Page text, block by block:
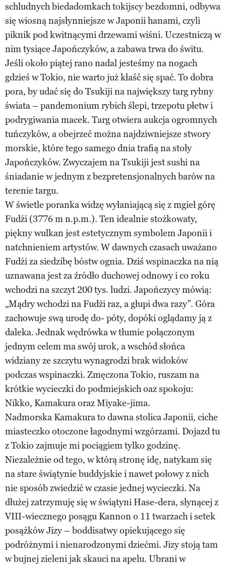
schludnych biedadomkach tokijscy bezdomni, odbywa
się wiosną najsłynniejsze w Japonii hanami, czyli
piknik pod kwitnącymi drzewami wiśni. Uczestniczą w
nim tysiące Japończyków, a zabawa trwa do świtu.
Jeśli około piątej rano nadal jesteśmy na nogach
gdzieś w Tokio, nie warto już kłaść się spać. To dobra
pora, by udać się do Tsukiji na największy targ rybny
świata – pandemonium rybich ślepi, trzepotu płetw i
podrygiwania macek. Targ otwiera aukcja ogromnych
tuńczyków, a obejrzeć można najdziwniejsze stwory
morskie, które tego samego dnia trafią na stoły
Japończyków. Zwyczajem na Tsukiji jest sushi na
śniadanie w jednym z bezpretensjonalnych barów na
terenie targu.
W świetle poranka widzę wyłaniającą się z mgieł górę
Fudżi (3776 m n.p.m.). Ten idealnie stożkowaty,
piękny wulkan jest estetycznym symbolem Japonii i
natchnieniem artystów. W dawnych czasach uważano
Fudżi za siedzibę bóstw ognia. Dziś wspinaczka na nią
uznawana jest za źródło duchowej odnowy i co roku
wchodzi na szczyt 200 tys. ludzi. Japończycy mówią:
„Mądry wchodzi na Fudżi raz, a głupi dwa razy”. Góra
zachowuje swą urodę do- póty, dopóki oglądamy ją z
daleka. Jednak wędrówka w tłumie połączonym
jednym celem ma swój urok, a wschód słońca
widziany ze szczytu wynagrodzi brak widoków
podczas wspinaczki. Zmęczona Tokio, ruszam na
krótkie wycieczki do podmiejskich oaz spokoju:
Nikko, Kamakura oraz Miyake-jima.
Nadmorska Kamakura to dawna stolica Japonii, ciche
miasteczko otoczone łagodnymi wzgórzami. Dojazd tu
z Tokio zajmuje mi pociągiem tylko godzinę.
Niezależnie od tego, w którą stronę idę, natykam się
na stare świątynie buddyjskie i nawet połowy z nich
nie sposób zwiedzić w czasie jednej wycieczki. Na
dłużej zatrzymuję się w świątyni Hase-dera, słynącej z
VIII-wiecznego posągu Kannon o 11 twarzach i setek
posążków Jizy – boddisatwy opiekującego się
podróżnymi i nienarodzonymi dziećmi. Jizy stoją tam
w bujnej zieleni jak skauci na apelu. Ubrani w